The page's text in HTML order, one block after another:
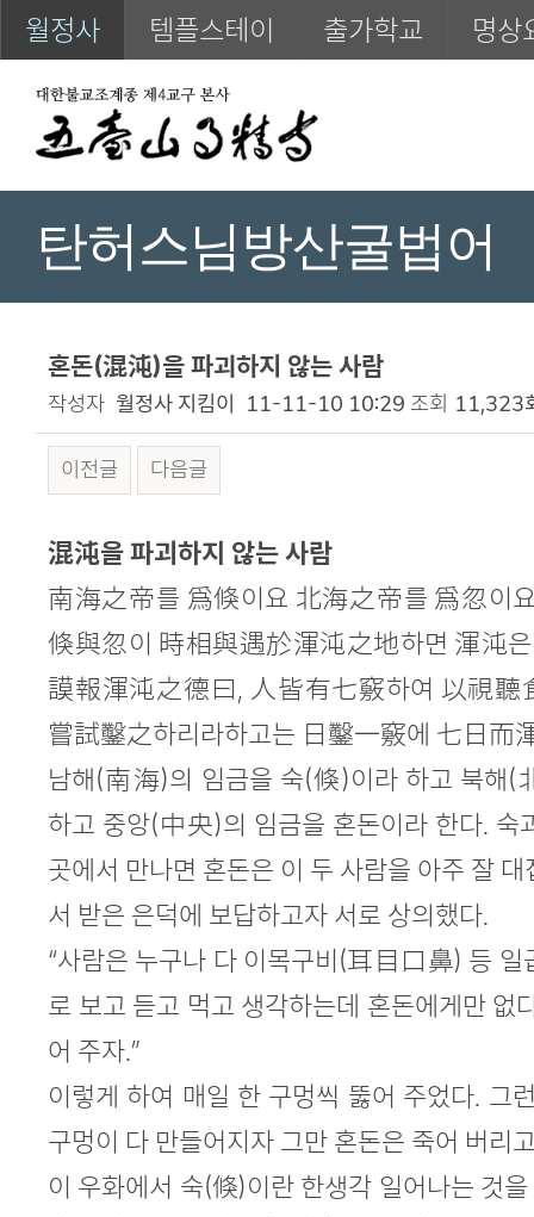
월정사 템플스테이 출가학교 명상
탄허스님방산굴법어
혼돈(混沌)을 파괴하지 않는 사람
작성자 월정사 지킴이 11-11-10 10:29 조회 11,323
이전글 다음글
본문
混沌을 파괴하지 않는 사람
南海之帝를 爲倏이요 北海之帝를 爲忽이
倏與忽이 時相與遇於渾沌之地하면 渾沌
謨報渾沌之德曰, 人皆有七竅하여 以視聽
嘗試鑿之하리라하고는 日鑿一竅에 七日而
남해(南海)의 임금을 숙(倏)이라 하고 북해
하고 중앙(中央)의 임금을 혼돈이라 한다. 숙
곳에서 만나면 혼돈은 이 두 사람을 아주 잘
서 받은 은덕에 보답하고자 서로 상의했다.
“사람은 누구나 다 이목구비(耳目口鼻) 등 일
로 보고 듣고 먹고 생각하는데 혼돈에게만 없
어 주자.”
이렇게 하여 매일 한 구멍씩 뚫어 주었다. 그
구멍이 다 만들어지자 그만 혼돈은 죽어 버리
이 우화에서 숙(倏)이란 한생각 일어나는 것